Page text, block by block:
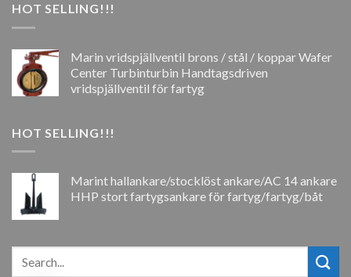
HOT SELLING!!!
Marin vridspjällventil brons / stål / koppar Wafer
Center Turbinturbin Handtagsdriven
vridspjällventil för fartyg
HOT SELLING!!!
Marint hallankare/stocklöst ankare/AC 14 ankare
HHP stort fartygsankare för fartyg/fartyg/båt